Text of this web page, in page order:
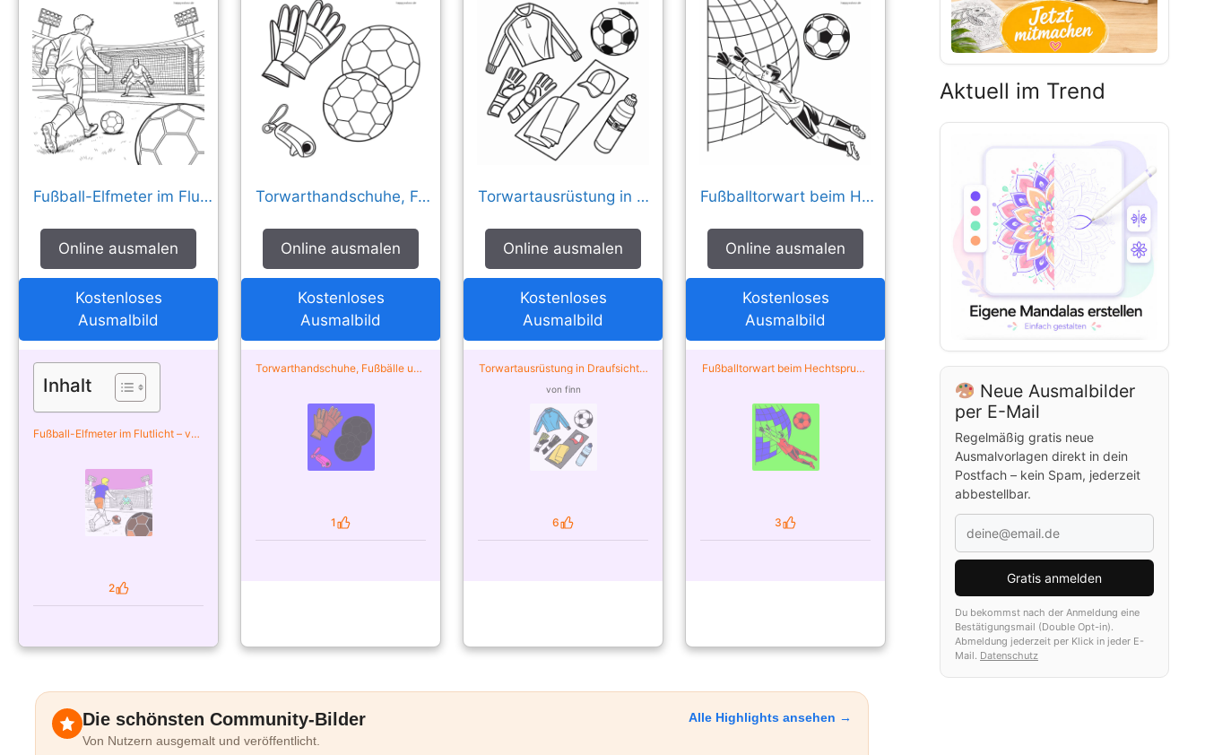
Fußball-Elfmeter im Flutlicht
Online ausmalen
Kostenloses
Ausmalbild
Inhalt
Fußball-Elfmeter im Flutlicht – von
2
Likes
Torwarthandschuhe, Fußbälle und Trillerpfeife
Online ausmalen
Kostenloses
Ausmalbild
Torwarthandschuhe, Fußbälle und
1Likes
Torwartausrüstung in Draufsicht
Online ausmalen
Kostenloses
Ausmalbild
Torwartausrüstung in Draufsicht –
von finn
6
Likes
Fußballtorwart beim Hechtsprung
Online ausmalen
Kostenloses
Ausmalbild
Fußballtorwart beim Hechtsprung
3
Likes
Die schönsten Community-Bilder
Von Nutzern ausgemalt und veröffentlicht.
Alle Highlights ansehen →
Aktuell im Trend
Neue Ausmalbilder
per E-Mail
Regelmäßig gratis neue
Ausmalvorlagen direkt in dein
Postfach – kein Spam, jederzeit
abbestellbar.
Gratis anmelden
Du bekommst nach der Anmeldung eine
Bestätigungsmail (Double Opt-in).
Abmeldung jederzeit per Klick in jeder E-
Mail. Datenschutz